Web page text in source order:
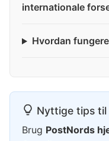
internationale
Hvordan
Nyttige tips til
Brug PostNords